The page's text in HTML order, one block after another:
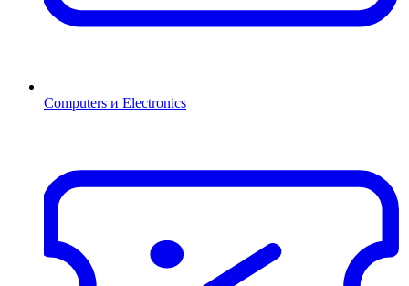
Computers и Electronics